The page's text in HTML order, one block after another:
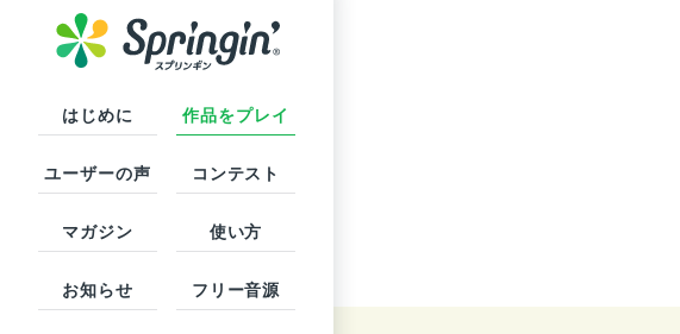
はじめに 作品をプレイ
ユーザーの声 コンテスト
マガジン 使い方
お知らせ フリー音源